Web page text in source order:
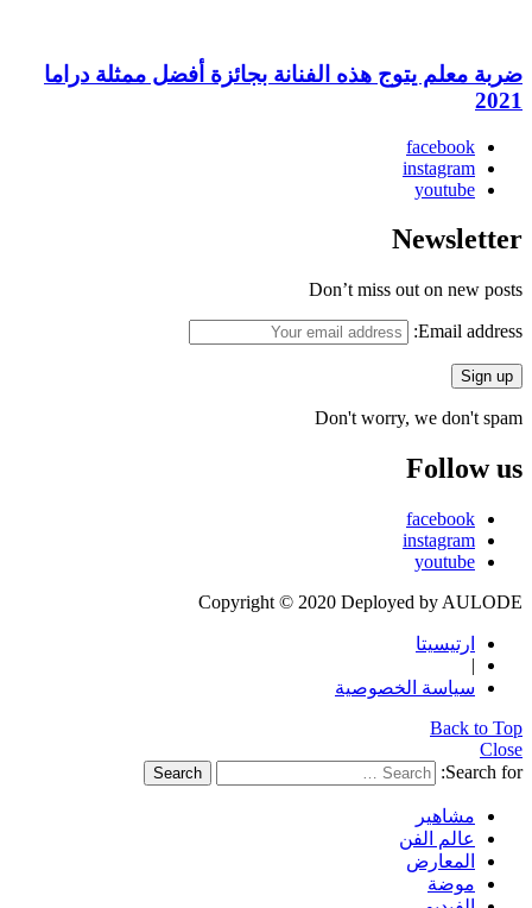
ضربة معلم يتوج هذه الفنانة بجائزة أفضل ممثلة دراما
2021
facebook
instagram
youtube
Newsletter
Don’t miss out on new posts
Email address:
Don't worry, we don't spam
Follow us
facebook
instagram
youtube
Copyright © 2020 Deployed by AULODE
ارتيسيتا
|
سياسة الخصوصية
Back to Top
Close
Search for:
Search
مشاهير
عالم الفن
المعارض
موضة